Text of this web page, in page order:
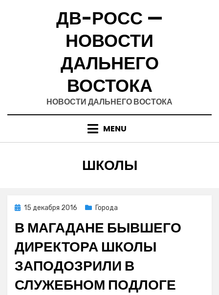
ДВ-РОСС —
НОВОСТИ
ДАЛЬНЕГО
ВОСТОКА
НОВОСТИ ДАЛЬНЕГО ВОСТОКА
MENU
МЕТКА
:
ШКОЛЫ
Posted
15 декабря 2016 Города
В МАГАДАНЕ БЫВШЕГО
ДИРЕКТОРА ШКОЛЫ
ЗАПОДОЗРИЛИ В
СЛУЖЕБНОМ ПОДЛОГЕ